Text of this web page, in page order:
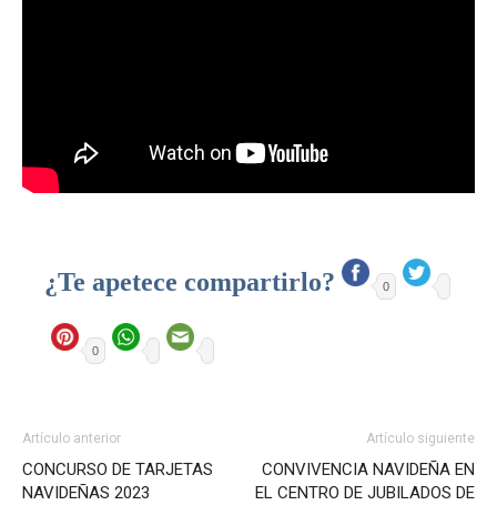
¿Te apetece compartirlo? 0
0
Artículo anterior
CONCURSO DE TARJETAS
NAVIDEÑAS 2023
Artículo siguiente
CONVIVENCIA NAVIDEÑA EN
EL CENTRO DE JUBILADOS DE